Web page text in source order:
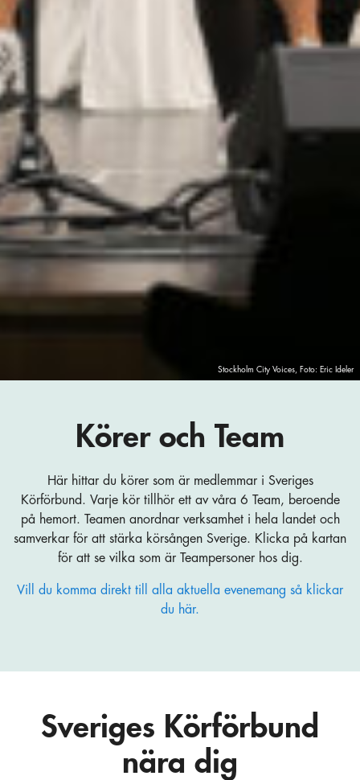
Stockholm City Voices, Foto: Eric Ideler
Körer och Team
Här hittar du körer som är medlemmar i Sveriges
Körförbund. Varje kör tillhör ett av våra 6 Team, beroende
på hemort. Teamen anordnar verksamhet i hela landet och
samverkar för att stärka körsången Sverige. Klicka på kartan
för att se vilka som är Teampersoner hos dig.
Vill du komma direkt till alla aktuella evenemang så klickar
du här.
Sveriges Körförbund
nära dig